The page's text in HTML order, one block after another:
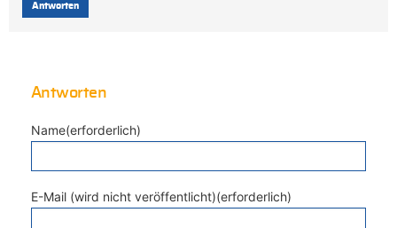
Antworten
Antworten
Name(erforderlich)
E-Mail (wird nicht veröffentlicht)(erforderlich)